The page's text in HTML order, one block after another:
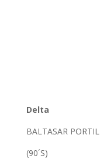
Delta
BALTASAR
(90´S)